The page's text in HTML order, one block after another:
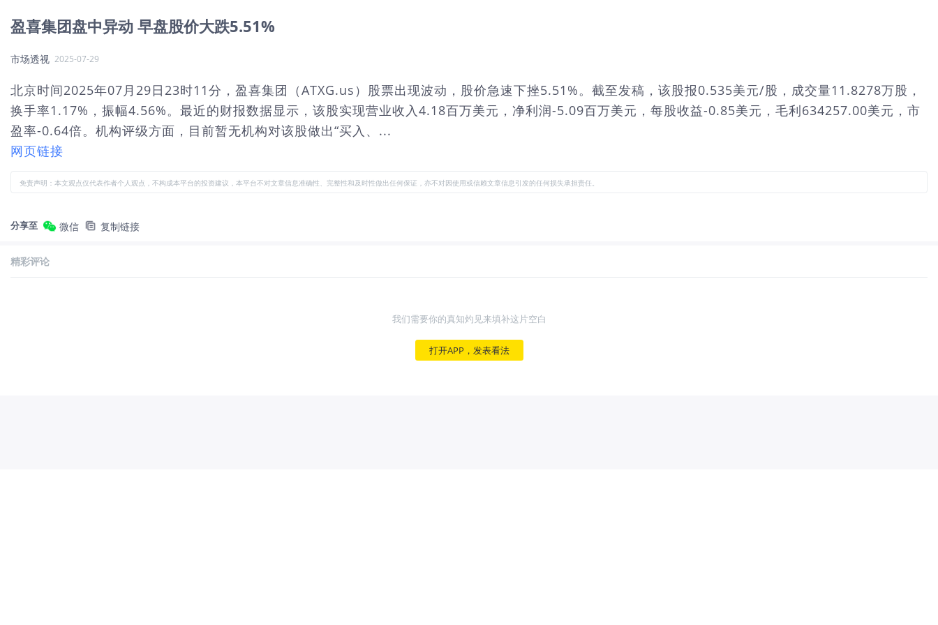
盈喜集团盘中异动 早盘股价大跌5.51%
市场透视 2025-07-29
北京时间2025年07月29日23时11分，盈喜集团（ATXG.us）股票出现波动，股价急速下挫5.51%。截至发稿，该股报0.535美元/股，成交量11.8278万股，
换手率1.17%，振幅4.56%。最近的财报数据显示，该股实现营业收入4.18百万美元，净利润-5.09百万美元，每股收益-0.85美元，毛利634257.00美元，市
盈率-0.64倍。机构评级方面，目前暂无机构对该股做出“买入、...
网页链接
免责声明：本文观点仅代表作者个人观点，不构成本平台的投资建议，本平台不对文章信息准确性、完整性和及时性做出任何保证，亦不对因使用或信赖文章信息引发的任何损失承担责任。
分享至 微信 复制链接
精彩评论
我们需要你的真知灼见来填补这片空白
打开APP，发表看法